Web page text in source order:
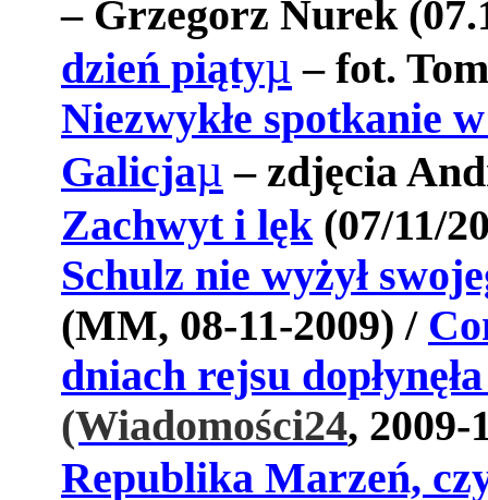
– Grzegorz Nurek
dzień piątyµ – fot.
Niezwykłe spotkanie
Galicjaµ – zdjęcia
Zachwyt i lęk(07/11/
Schulz nie wyżył
(MM, 08-11-2009) /
dniach rejsu
(Wiadomości24, 2009-
Republika Marzeń,